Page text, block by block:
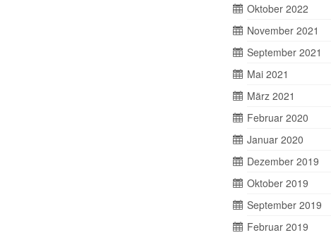
Oktober 2022
November 2021
September 2021
Mai 2021
März 2021
Februar 2020
Januar 2020
Dezember 2019
Oktober 2019
September 2019
Februar 2019